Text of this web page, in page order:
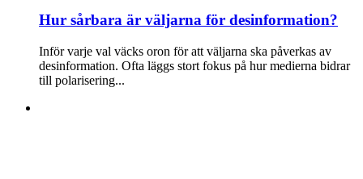
Hur sårbara är väljarna för desinformation?
Inför varje val väcks oron för att väljarna ska påverkas av
desinformation. Ofta läggs stort fokus på hur medierna bidrar
till polarisering...